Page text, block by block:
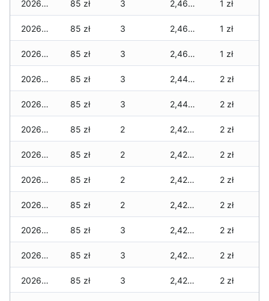
2026-05-14 85 zł 3 2,460 zł 1 zł
2026-05-13 85 zł 3 2,460 zł 1 zł
2026-05-12 85 zł 3 2,460 zł 1 zł
2026-05-09 85 zł 3 2,440 zł 2 zł
2026-05-08 85 zł 3 2,440 zł 2 zł
2026-05-07 85 zł 2 2,420 zł 2 zł
2026-05-06 85 zł 2 2,420 zł 2 zł
2026-05-05 85 zł 2 2,420 zł 2 zł
2026-05-04 85 zł 2 2,420 zł 2 zł
2026-05-03 85 zł 3 2,420 zł 2 zł
2026-05-02 85 zł 3 2,420 zł 2 zł
2026-05-01 85 zł 3 2,420 zł 2 zł